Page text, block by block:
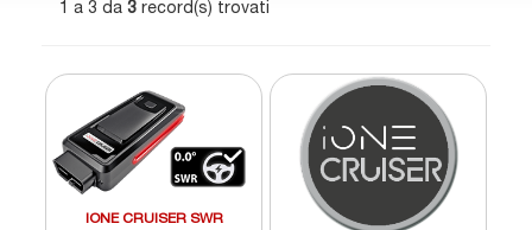
1 a 3 da 3 record(s) trovati
IONE CRUISER SWR